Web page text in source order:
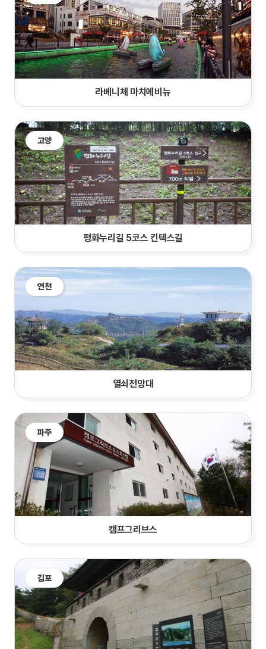
라베니체 마치에비뉴
고양
평화누리길 5코스 킨텍스길
연천
열쇠전망대
파주
캠프그리브스
김포